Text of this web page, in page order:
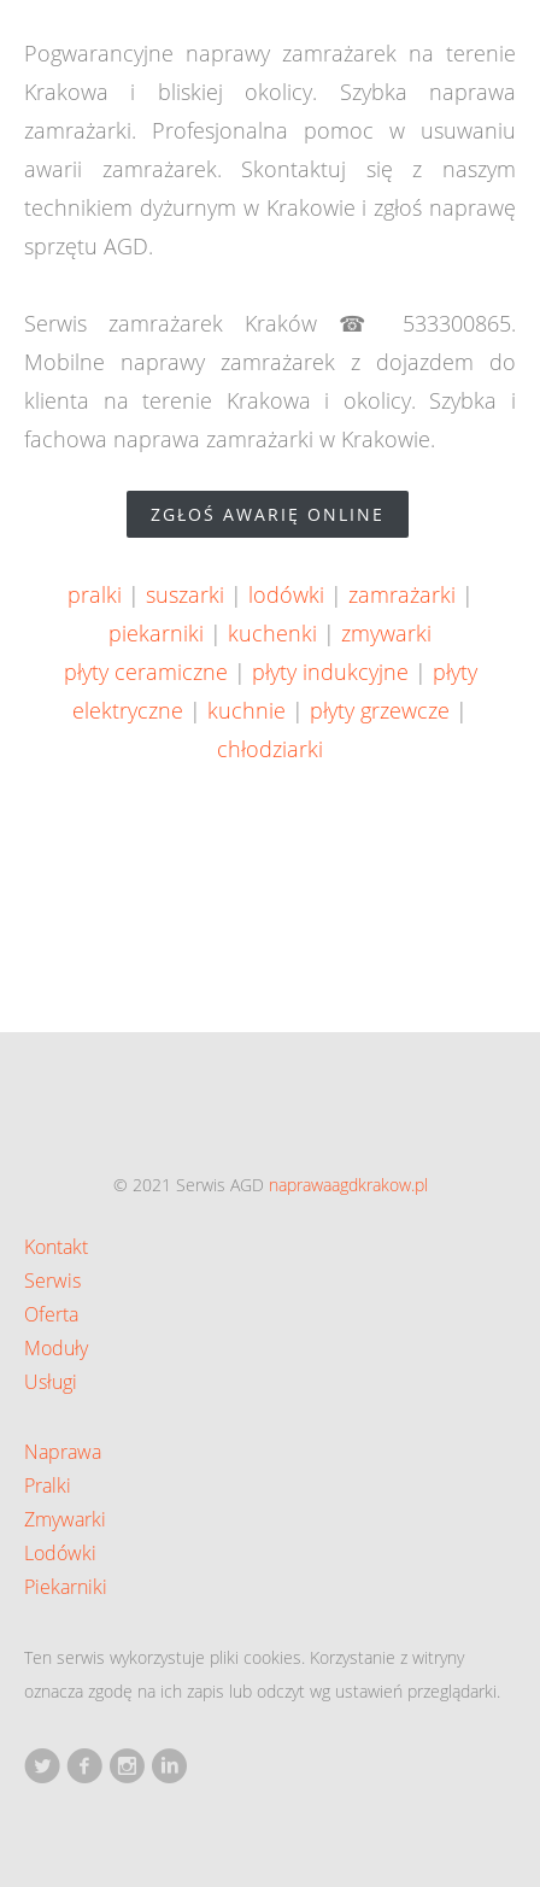
Pogwarancyjne naprawy zamrażarek na terenie
Krakowa i bliskiej okolicy. Szybka naprawa
zamrażarki. Profesjonalna pomoc w usuwaniu
awarii zamrażarek. Skontaktuj się z naszym
technikiem dyżurnym w Krakowie i zgłoś naprawę
sprzętu AGD.
Serwis zamrażarek Kraków ☎ 533300865.
Mobilne naprawy zamrażarek z dojazdem do
klienta na terenie Krakowa i okolicy. Szybka i
fachowa naprawa zamrażarki w Krakowie.
ZGŁOŚ AWARIĘ ONLINE
pralki | suszarki | lodówki | zamrażarki |
piekarniki | kuchenki | zmywarki
płyty ceramiczne | płyty indukcyjne | płyty
elektryczne | kuchnie | płyty grzewcze |
chłodziarki
© 2021 Serwis AGD naprawaagdkrakow.pl
Kontakt
Serwis
Oferta
Moduły
Usługi
Naprawa
Pralki
Zmywarki
Lodówki
Piekarniki
Ten serwis wykorzystuje pliki cookies. Korzystanie z witryny
oznacza zgodę na ich zapis lub odczyt wg ustawień przeglądarki.